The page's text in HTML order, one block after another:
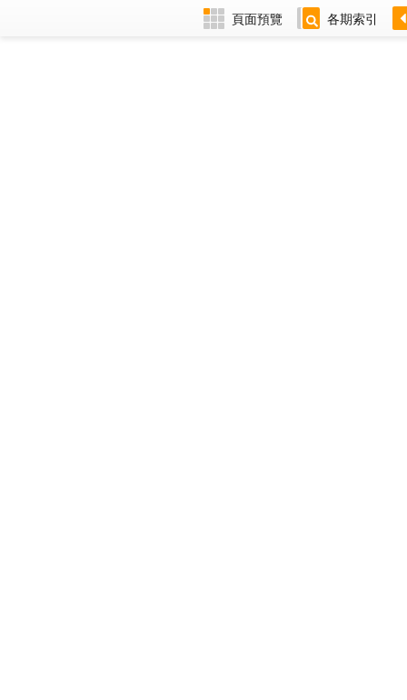
頁面預覽 各期索引